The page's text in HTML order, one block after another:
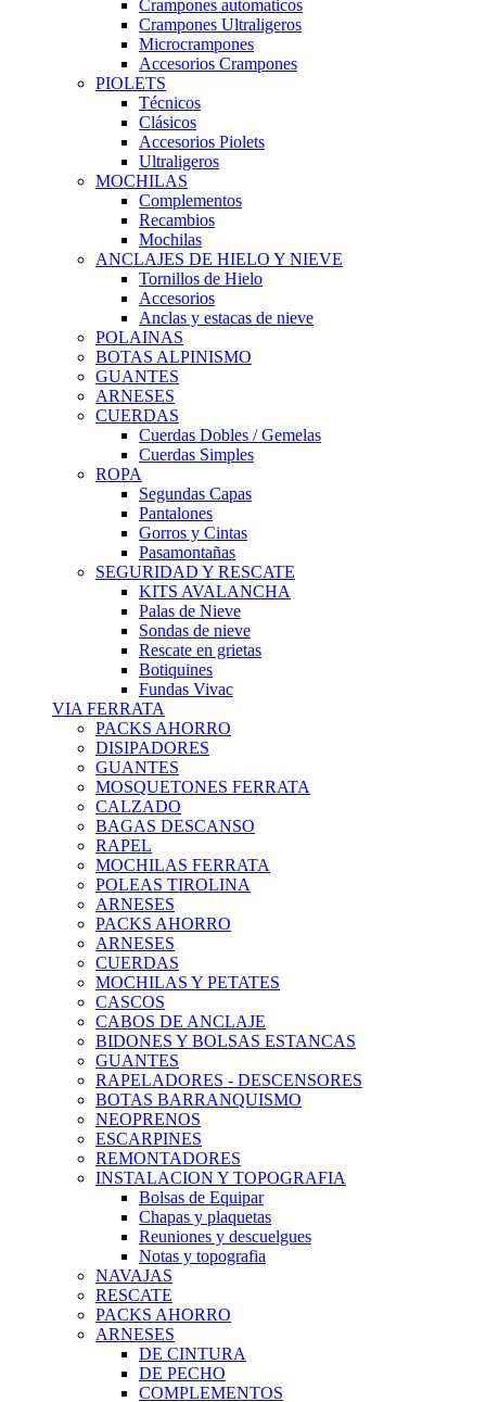
Crampones automaticos
Crampones Ultraligeros
Microcrampones
Accesorios Crampones
PIOLETS
Técnicos
Clásicos
Accesorios Piolets
Ultraligeros
MOCHILAS
Complementos
Recambios
Mochilas
ANCLAJES DE HIELO Y NIEVE
Tornillos de Hielo
Accesorios
Anclas y estacas de nieve
POLAINAS
BOTAS ALPINISMO
GUANTES
ARNESES
CUERDAS
Cuerdas Dobles / Gemelas
Cuerdas Simples
ROPA
Segundas Capas
Pantalones
Gorros y Cintas
Pasamontañas
SEGURIDAD Y RESCATE
KITS AVALANCHA
Palas de Nieve
Sondas de nieve
Rescate en grietas
Botiquines
Fundas Vivac
VIA FERRATA
PACKS AHORRO
DISIPADORES
GUANTES
MOSQUETONES FERRATA
CALZADO
BAGAS DESCANSO
RAPEL
MOCHILAS FERRATA
POLEAS TIROLINA
ARNESES
PACKS AHORRO
ARNESES
CUERDAS
MOCHILAS Y PETATES
CASCOS
CABOS DE ANCLAJE
BIDONES Y BOLSAS ESTANCAS
GUANTES
RAPELADORES - DESCENSORES
BOTAS BARRANQUISMO
NEOPRENOS
ESCARPINES
REMONTADORES
INSTALACION Y TOPOGRAFIA
Bolsas de Equipar
Chapas y plaquetas
Reuniones y descuelgues
Notas y topografia
NAVAJAS
RESCATE
PACKS AHORRO
ARNESES
DE CINTURA
DE PECHO
COMPLEMENTOS